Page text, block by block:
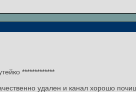
*************
удален и канал хорошо